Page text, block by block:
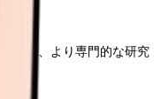
共に、より専門的な研究